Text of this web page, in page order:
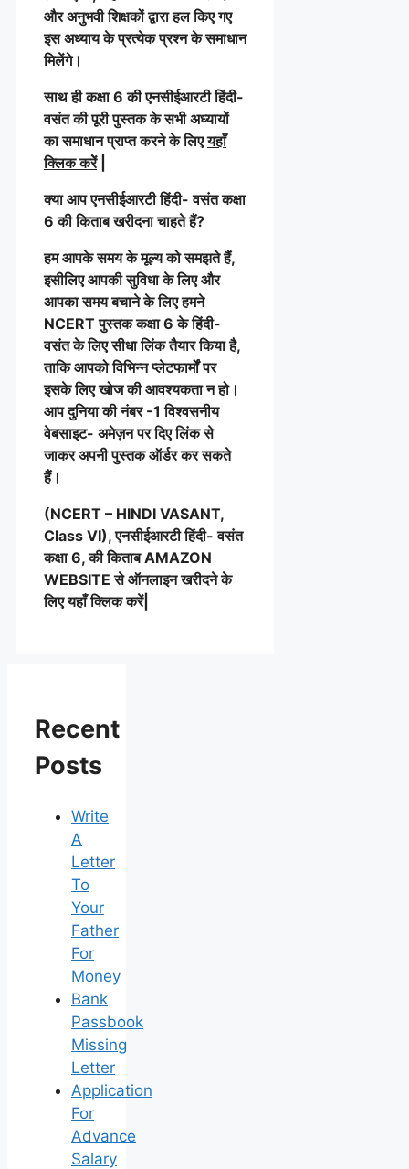
और अनुभवी शिक्षकों द्वारा हल किए गए
इस अध्याय के प्रत्येक प्रश्न के समाधान
मिलेंगे।
साथ ही कक्षा 6 की एनसीईआरटी हिंदी-
वसंत की पूरी पुस्तक के सभी अध्यायों
का समाधान प्राप्त करने के लिएयहाँ
क्लिक करेें|
क्या आप एनसीईआरटी हिंदी- वसंत कक्षा
6 की किताब खरीदना चाहते हैं?
हम आपके समय के मूल्य को समझते हैं,
इसीलिए आपकी सुविधा के लिए और
आपका समय बचाने के लिए हमने
NCERT पुस्तक कक्षा 6 के हिंदी-
वसंत के लिए सीधा लिंक तैयार किया है,
ताकि आपको विभिन्न प्लेटफार्मों पर
इसके लिए खोज की आवश्यकता न हो।
आप दुनिया की नंबर -1 विश्वसनीय
वेबसाइट- अमेज़न पर दिए लिंक से
जाकर अपनी पुस्तक ऑर्डर कर सकते
हैं।
(NCERT – HINDI VASANT,
Class VI), एनसीईआरटी हिंदी- वसंत
कक्षा 6, की किताब AMAZON
WEBSITE से ऑनलाइन खरीदने के
लिए यहाँ क्लिक करें|
Recent
Posts
Write
A
Letter
To
Your
Father
For
Money
Bank
Passbook
Missing
Letter
Application
For
Advance
Salary